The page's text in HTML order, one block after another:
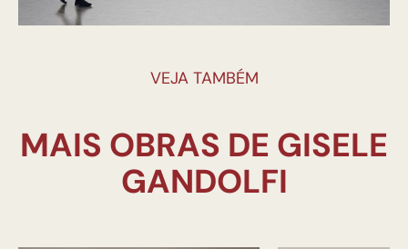
VEJA TAMBÉM
MAIS OBRAS DE GISELE